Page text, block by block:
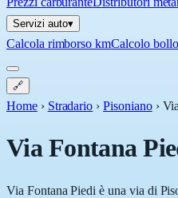
Servizi auto▾
Calcola rimborso kmCalcolo
🔗
Home › Stradario › Pisoniano ›
Via Fontana
Via Fontana Piedi è una via di